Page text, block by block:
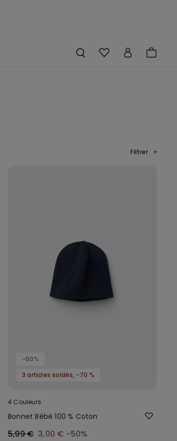
Filtrer
-50%
3 articles soldés, -70 %
4 Couleurs
Bonnet Bébé 100 % Coton
5,99 € 3,00 € -50%